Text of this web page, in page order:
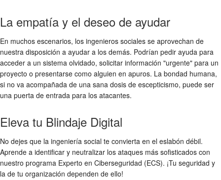
La empatía y el deseo de ayudar
En muchos escenarios, los ingenieros sociales se aprovechan de
nuestra disposición a ayudar a los demás. Podrían pedir ayuda para
acceder a un sistema olvidado, solicitar información "urgente" para un
proyecto o presentarse como alguien en apuros. La bondad humana,
si no va acompañada de una sana dosis de escepticismo, puede ser
una puerta de entrada para los atacantes.
Eleva tu Blindaje Digital
No dejes que la ingeniería social te convierta en el eslabón débil.
Aprende a identificar y neutralizar los ataques más sofisticados con
nuestro programa Experto en Ciberseguridad (ECS). ¡Tu seguridad y
la de tu organización dependen de ello!